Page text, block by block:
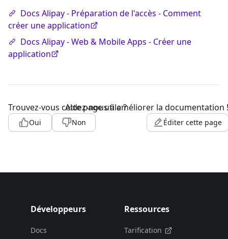
Docs Alipay - Préparation de l'accès - Comment
créer une application
Docs Alipay - Web & Mobile Apps - Créer une
application
Trouvez-vous cette page utile ?
Oui Non
Aidez-nous à améliorer la documentation !
Éditer cette page
Développeurs
Docs
Ressources
Tarification